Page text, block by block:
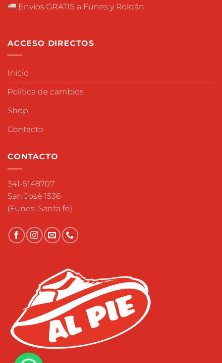
Envios GRATIS a Funes y Roldán
ACCESO DIRECTOS
Inicio
Política de cambios
Shop
Contacto
CONTACTO
341-5148707
San José 1536
(Funes. Santa fe)